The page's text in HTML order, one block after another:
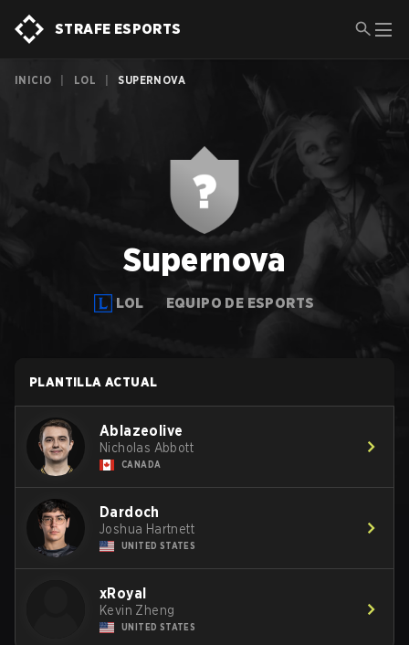
STRAFE ESPORTS
INICIO LOL SUPERNOVA
Supernova
LOL EQUIPO DE ESPORTS
PLANTILLA ACTUAL
Ablazeolive
Nicholas Abbott
CANADA
Dardoch
Joshua Hartnett
UNITED STATES
xRoyal
Kevin Zheng
UNITED STATES